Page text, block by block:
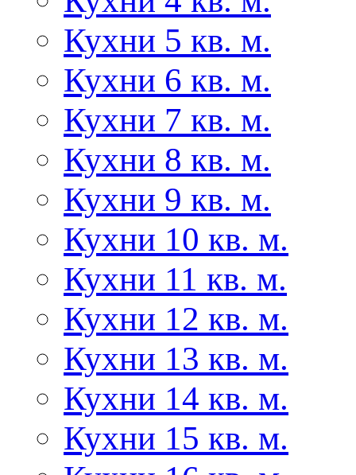
Кухни 5 кв. м.
Кухни 6 кв. м.
Кухни 7 кв. м.
Кухни 8 кв. м.
Кухни 9 кв. м.
Кухни 10 кв. м.
Кухни 11 кв. м.
Кухни 12 кв. м.
Кухни 13 кв. м.
Кухни 14 кв. м.
Кухни 15 кв. м.